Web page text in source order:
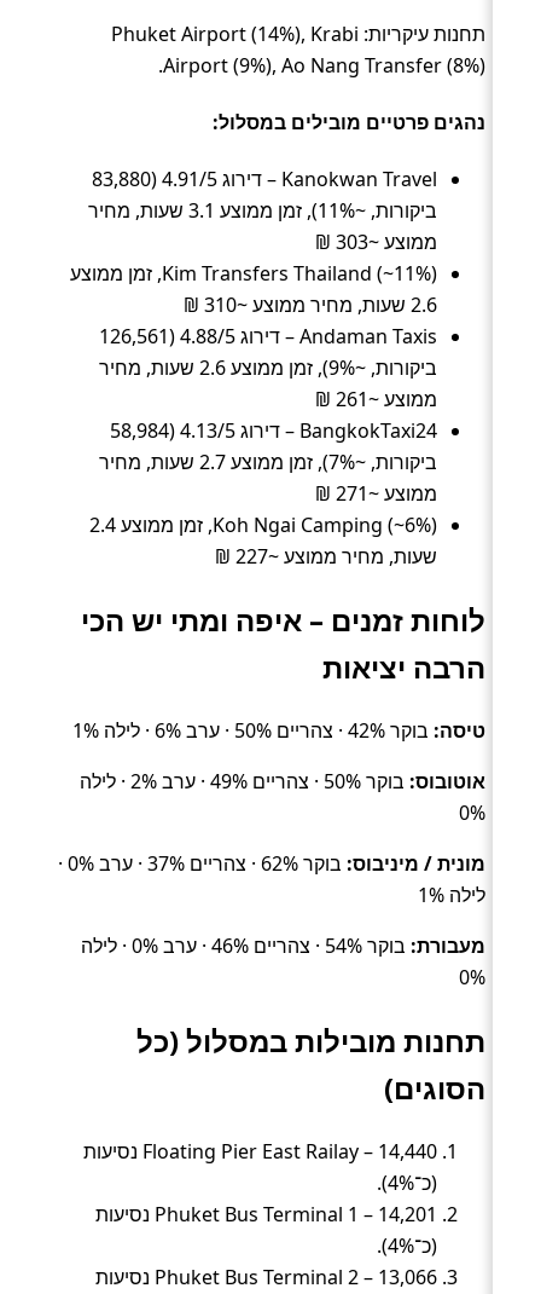
תחנות עיקריות: Phuket Airport (14%), Krabi
Airport (9%), Ao Nang Transfer (8%).
נהגים פרטיים מובילים במסלול:
Kanokwan Travel – דירוג 4.91/5 (83,880
ביקורות, ~11%), זמן ממוצע 3.1 שעות, מחיר
ממוצע ~303 ₪
Kim Transfers Thailand (~11%), זמן ממוצע
2.6 שעות, מחיר ממוצע ~310 ₪
Andaman Taxis – דירוג 4.88/5 (126,561
ביקורות, ~9%), זמן ממוצע 2.6 שעות, מחיר
ממוצע ~261 ₪
BangkokTaxi24 – דירוג 4.13/5 (58,984
ביקורות, ~7%), זמן ממוצע 2.7 שעות, מחיר
ממוצע ~271 ₪
Koh Ngai Camping (~6%), זמן ממוצע 2.4
שעות, מחיר ממוצע ~227 ₪
לוחות זמנים – איפה ומתי יש הכי
הרבה יציאות
טיסה: בוקר 42% · צהריים 50% · ערב 6% · לילה 1%
אוטובוס:
בוקר 50% · צהריים 49% · ערב 2% · לילה
0%
מונית / מיניבוס:
בוקר 62% · צהריים 37% · ערב 0% ·
לילה 1%
מעבורת:
בוקר 54% · צהריים 46% · ערב 0% · לילה
0%
תחנות מובילות במסלול (כל
הסוגים)
Floating Pier East Railay – 14,440 נסיעות
(כ־4%).
Phuket Bus Terminal 1 – 14,201 נסיעות
(כ־4%).
Phuket Bus Terminal 2 – 13,066 נסיעות